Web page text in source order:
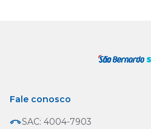
Fale conosco
SAC: 4004-7903